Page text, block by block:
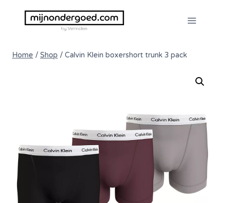
Home / Shop / Calvin Klein boxershort trunk 3 pack